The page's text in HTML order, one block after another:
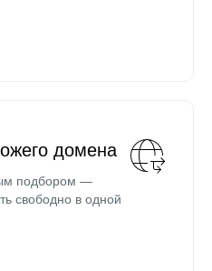
домена
подбором —
свободно в одной